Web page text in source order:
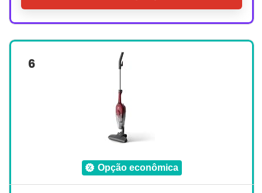
6
opção econômica